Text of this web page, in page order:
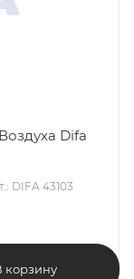
Difa
DIFA 43103
корзину